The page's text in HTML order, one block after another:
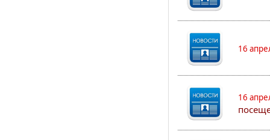
16
16